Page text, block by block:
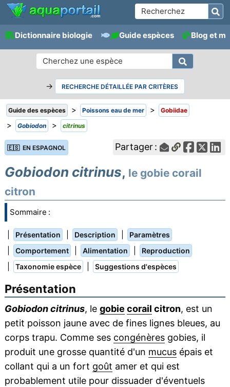
Dictionnaire biologie Guide espèces Blog et
→ RECHERCHE DÉTAILLÉE PAR CRITÈRES
Guide des espèces > Poissons eau de mer > Gobiidae
> Gobiodon > citrinus
🇪🇸 EN ESPAGNOL Partager :
Gobiodon citrinus, le gobie corail
citron
Sommaire :
Présentation Description Paramètres
Comportement Alimentation Reproduction
Taxonomie espèce Suggestions d'espèces
Présentation
Gobiodon citrinus, le gobie corail citron, est un
petit poisson jaune avec de fines lignes bleues, au
corps trapu. Comme ses congénèresgobies, il
produit une grosse quantité d'un mucusépais et
collant qui a un fort goût amer et qui est
probablement utile pour dissuader d'éventuels